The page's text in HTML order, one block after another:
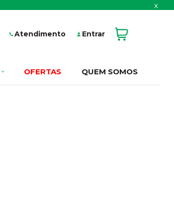
x
Atendimento Entrar
OFERTAS QUEM SOMOS